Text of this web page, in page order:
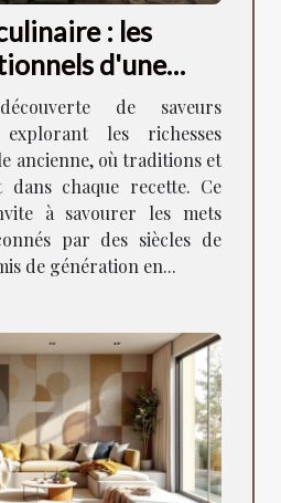
: les
d'une
de saveurs
les richesses
ancienne, où traditions et
chaque recette. Ce
à savourer les mets
par des siècles de
de génération en...